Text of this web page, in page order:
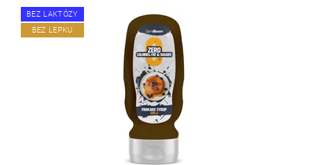
BEZ LAKTÓZY
BEZ LEPKU